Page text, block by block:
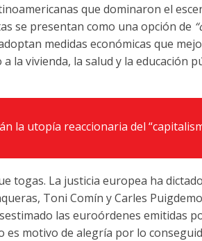
que dominaron el
se presentan como una opción de
medidas económicas que
a la vivienda, la salud y la educación
la utopía reaccionaria del
togas. La justicia europea ha
Toni Comín y Carles
las euroórdenes emitidas
es motivo de alegría por lo